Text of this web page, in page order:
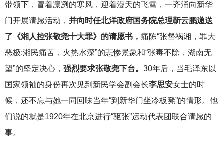
带领下，冒着凛冽的寒风，迎着漫天的飞雪，一齐涌向新华
门开展请愿活动， 并向时任北洋政府国务院总理靳云鹏递送
了《湘人控张敬尧十大罪》的请愿书， 痛陈“张督祸湘，罪大
恶极;湘民痛苦，火热水深”的悲惨景象和“张毒不除，湖南无
望”的坚定决心， 强烈要求张敬尧下台。 30年后，当毛泽东以
国家领袖的身份再次见到新民学会副会长李思安女士的时
候，还不忘与她一同回味当年“到新华门坐冷板凳”的情形。他
们说的就是1920年在北京进行“驱张”运动代表团联合请愿的
事。